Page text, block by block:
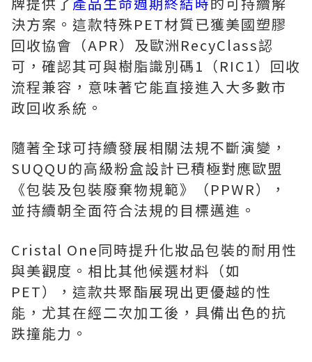
決方案。這款特殊PET材質已獲美國塑膠
回收協會（APR）及歐洲RecyClass認
可，確認其可與樹脂識別碼1（RIC1）回收
流程兼容，意味著它能直接進入大多數市
政回收系統。
隨著全球可持續發展相關法規不斷演變，
SUQQU的高級粉盒設計已積極對應歐盟
《包裝及包裝廢棄物規範》（PPWR），
並持續朝全面符合法規的目標邁進。
Cristal One同時提升化妝品包裝的耐用性
與美觀度。相比其他候選材料（如
PET），這款共聚酯展現出更優越的性
能，尤其在經二次加工後，具備出色的抗
跌撞能力。